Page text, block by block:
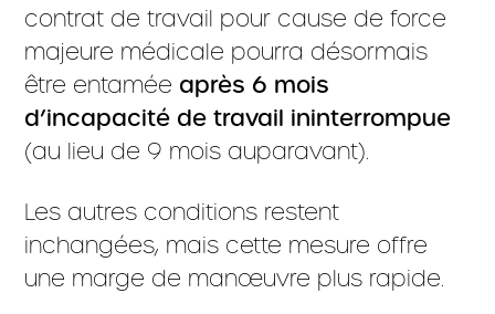
contrat de travail pour cause de force
majeure médicale pourra désormais
être entamée après 6 mois
d’incapacité de travail ininterrompue
(au lieu de 9 mois auparavant).
Les autres conditions restent
inchangées, mais cette mesure offre
une marge de manœuvre plus rapide.